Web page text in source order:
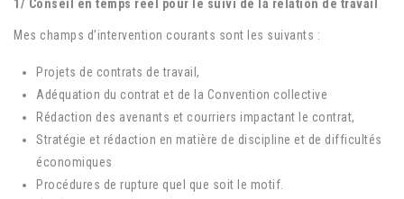
1/ Conseil en temps réel pour le suivi de la relation de travail
Mes champs d’intervention courants sont les suivants :
Projets de contrats de travail,
Adéquation du contrat et de la Convention collective
Rédaction des avenants et courriers impactant le contrat,
Stratégie et rédaction en matière de discipline et de difficultés
économiques
Procédures de rupture quel que soit le motif.